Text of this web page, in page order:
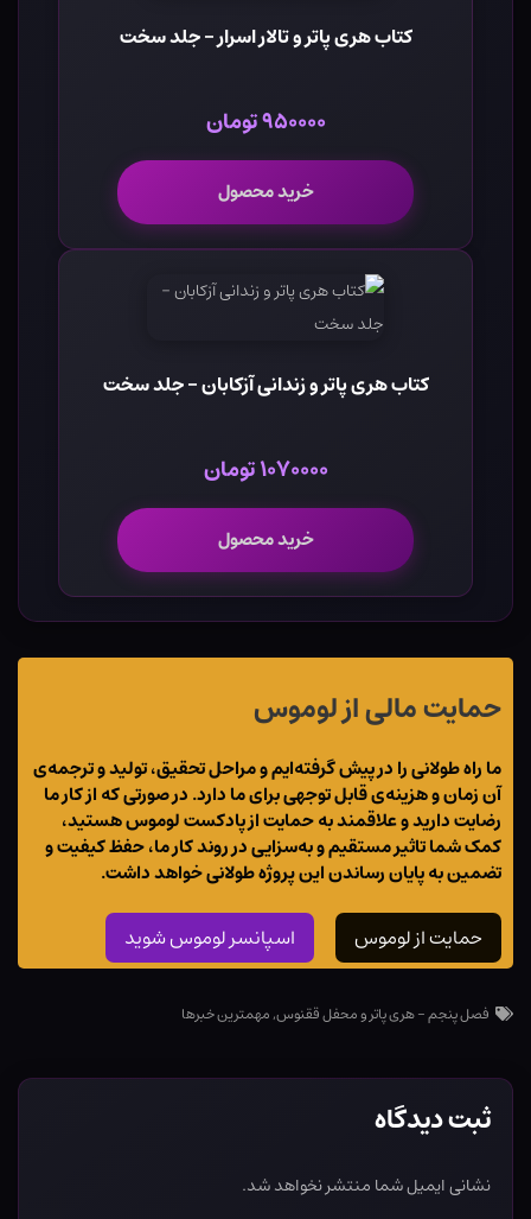
کتاب هری پاتر و تالار اسرار - جلد سخت
۹۵۰۰۰۰ تومان
خرید محصول
کتاب هری پاتر و زندانی آزکابان - جلد سخت
۱۰۷۰۰۰۰ تومان
خرید محصول
حمایت مالی از لوموس
ما راه طولانی را در پیش گرفته‌ایم و مراحل تحقیق، تولید و ترجمه‌ی
آن زمان و هزینه‌ی قابل توجهی برای ما دارد. در صورتی که از کار ما
رضایت دارید و علاقمند به حمایت از پادکست لوموس هستید،
کمک شما تاثیر مستقیم و به‌سزایی در روند کار ما، حفظ کیفیت و
تضمین به پایان رساندن این پروژه طولانی خواهد داشت.
حمایت از لوموس اسپانسر لوموس شوید
فصل پنجم - هری پاتر و محفل ققنوس,مهمترین خبرها
ثبت دیدگاه
نشانی ایمیل شما منتشر نخواهد شد.